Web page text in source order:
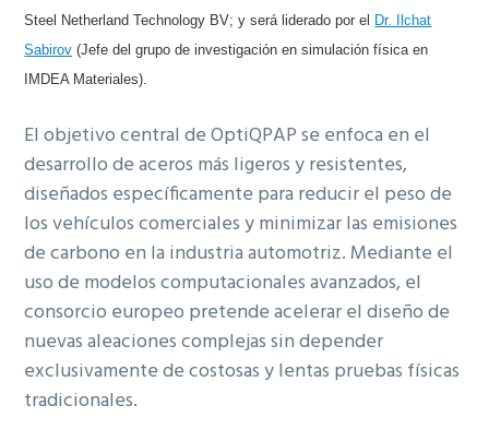
Steel Netherland Technology BV; y será liderado por el Dr. Ilchat
Sabirov (Jefe del grupo de investigación en simulación física en
IMDEA Materiales).
El objetivo central de OptiQPAP se enfoca en el
desarrollo de aceros más ligeros y resistentes,
diseñados específicamente para reducir el peso de
los vehículos comerciales y minimizar las emisiones
de carbono en la industria automotriz. Mediante el
uso de modelos computacionales avanzados, el
consorcio europeo pretende acelerar el diseño de
nuevas aleaciones complejas sin depender
exclusivamente de costosas y lentas pruebas físicas
tradicionales.